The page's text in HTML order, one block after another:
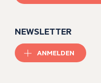
NEWSLETTER
ANMELDEN